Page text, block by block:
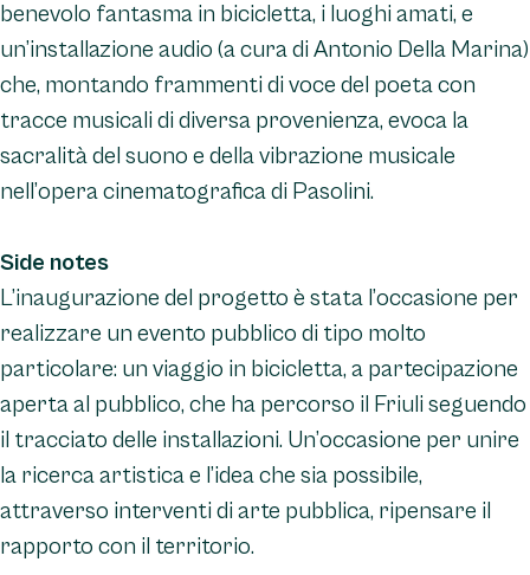
benevolo fantasma in bicicletta, i luoghi amati, e
un’installazione audio (a cura di Antonio Della Marina)
che, montando frammenti di voce del poeta con
tracce musicali di diversa provenienza, evoca la
sacralità del suono e della vibrazione musicale
nell’opera cinematografica di Pasolini.
Side notes
L’inaugurazione del progetto è stata l’occasione per
realizzare un evento pubblico di tipo molto
particolare: un viaggio in bicicletta, a partecipazione
aperta al pubblico, che ha percorso il Friuli seguendo
il tracciato delle installazioni. Un’occasione per unire
la ricerca artistica e l’idea che sia possibile,
attraverso interventi di arte pubblica, ripensare il
rapporto con il territorio.